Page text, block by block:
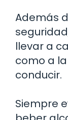
Además
llevar a
como a
conducir.
Siempre